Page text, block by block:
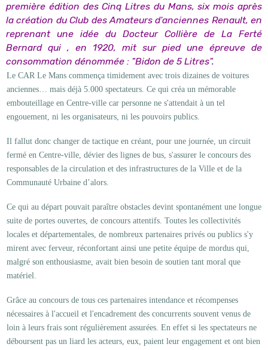
première édition des Cinq Litres du Mans, six mois après
la création du Club des Amateurs d'anciennes Renault, en
reprenant une idée du Docteur Collière de La Ferté
Bernard qui , en 1920, mit sur pied une épreuve de
consommation dénommée : "Bidon de 5 Litres".
Le CAR Le Mans commença timidement avec trois dizaines de voitures
anciennes… mais déjà 5.000 spectateurs. Ce qui créa un mémorable
embouteillage en Centre-ville car personne ne s'attendait à un tel
engouement, ni les organisateurs, ni les pouvoirs publics.
Il fallut donc changer de tactique en créant, pour une journée, un circuit
fermé en Centre-ville, dévier des lignes de bus, s'assurer le concours des
responsables de la circulation et des infrastructures de la Ville et de la
Communauté Urbaine d’alors.
Ce qui au départ pouvait paraître obstacles devint spontanément une longue
suite de portes ouvertes, de concours attentifs. Toutes les collectivités
locales et départementales, de nombreux partenaires privés ou publics s'y
mirent avec ferveur, réconfortant ainsi une petite équipe de mordus qui,
malgré son enthousiasme, avait bien besoin de soutien tant moral que
matériel.
Grâce au concours de tous ces partenaires intendance et récompenses
nécessaires à l'accueil et l'encadrement des concurrents souvent venus de
loin à leurs frais sont régulièrement assurées. En effet si les spectateurs ne
déboursent pas un liard les acteurs, eux, paient leur engagement et ont bien